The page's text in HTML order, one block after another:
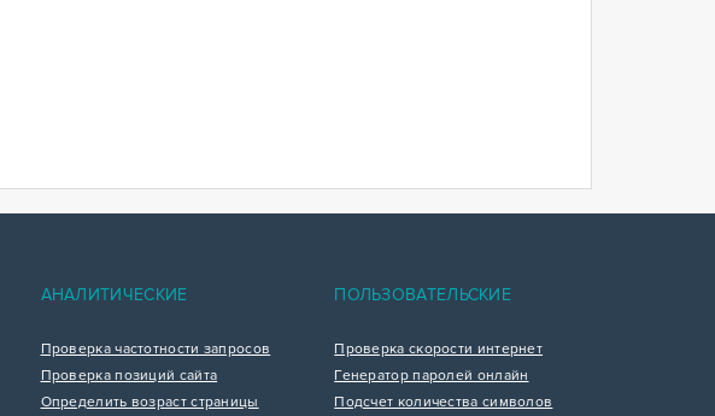
АНАЛИТИЧЕСКИЕ
Проверка частотности запросов
Проверка позиций сайта
Определить возраст страницы
ПОЛЬЗОВАТЕЛЬСКИЕ
Проверка скорости интернет
Генератор паролей онлайн
Подсчет количества символов